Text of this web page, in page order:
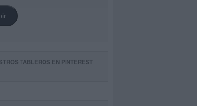
TABLEROS EN PINTEREST